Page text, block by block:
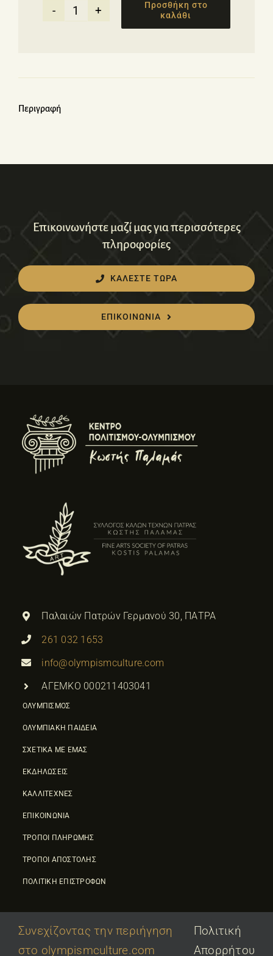
Μαγνητάκι
Προσθήκη στο
καλάθι
Περιγραφή
Επικοινωνήστε μαζί μας για περισσότερες
πληροφορίες
ΚΑΛΕΣΤΕ ΤΩΡΑ
ΕΠΙΚΟΙΝΩΝΙΑ
Παλαιών Πατρών Γερμανού 30, ΠΑΤΡΑ
261 032 1653
info@olympismculture.com
ΑΓΕΜΚΟ 000211403041
ΟΛΥΜΠΙΣΜΟΣ
ΟΛΥΜΠΙΑΚΗ ΠΑΙΔΕΙΑ
ΣΧΕΤΙΚΑ ΜΕ ΕΜΑΣ
ΕΚΔΗΛΩΣΕΙΣ
ΚΑΛΛΙΤΕΧΝΕΣ
ΕΠΙΚΟΙΝΩΝΙΑ
ΤΡΟΠΟΙ ΠΛΗΡΩΜΗΣ
ΤΡΟΠΟΙ ΑΠΟΣΤΟΛΗΣ
ΠΟΛΙΤΙΚΗ ΕΠΙΣΤΡΟΦΩΝ
Συνεχίζοντας την περιήγηση
στο olympismculture.com
Πολιτική
Απορρήτου